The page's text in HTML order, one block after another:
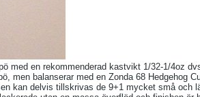
med en rekommenderad kastvikt 1/32-1/4oz
men balanserar med en Zonda 68 Hedgehog
kan delvis tillskrivas de 9+1 mycket små och